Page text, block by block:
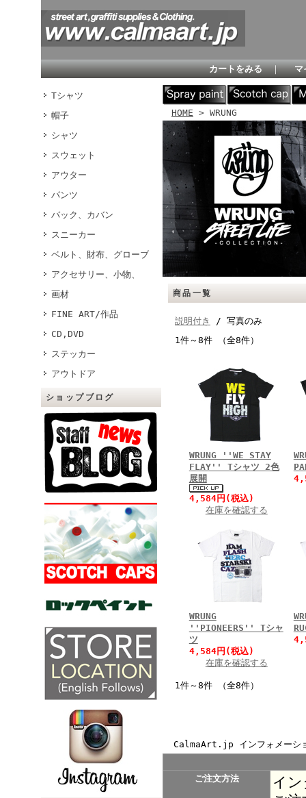
カートをみる ｜ マ
Tシャツ
帽子
シャツ
スウェット
アウター
パンツ
バック、カバン
スニーカー
ベルト、財布、グローブ
アクセサリー、小物、
画材
FINE ART/作品
CD,DVD
ステッカー
アウトドア
ショップブログ
HOME > WRUNG
商品一覧
説明付き
/ 写真のみ
1件～8件 （全8件）
WRUNG ''WE STAY
FLAY'' Tシャツ 2色
展開
4,584円(税込)
在庫を確認する
WRUNG
''PIONEERS'' Tシャ
ツ
4,584円(税込)
在庫を確認する
1件～8件 （全8件）
CalmaArt.jp インフォメーシ
ご注文方法
イ